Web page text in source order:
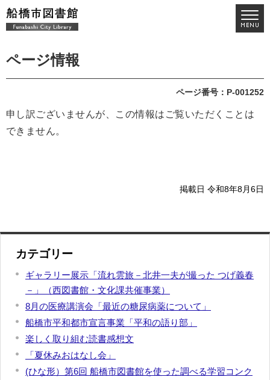
ページ情報
ページ番号：P-001252
申し訳ございませんが、この情報はご覧いただくことは
できません。
掲載日 令和8年8月6日
カテゴリー
ギャラリー展示「流れ雲旅－北井一夫が撮った つげ義春
－」（西図書館・文化課共催事業）
8月の医療講演会「最近の糖尿病薬について」
船橋市平和都市宣言事業「平和の語り部」
楽しく取り組む読書感想文
「夏休みおはなし会」
(ひな形）第6回 船橋市図書館を使った調べる学習コンク